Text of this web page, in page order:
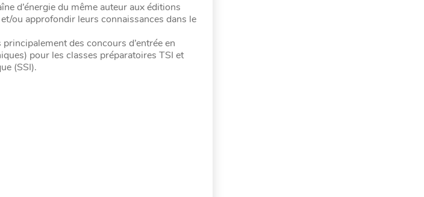
d’énergie du même auteur aux éditions
ou approfondir leurs connaissances dans le
des concours d’entrée en
pour les classes préparatoires TSI et
(SSI).